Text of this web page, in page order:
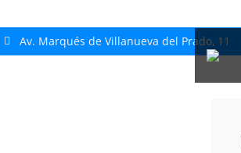
Av. Marqués de Villanueva del Prado, 11